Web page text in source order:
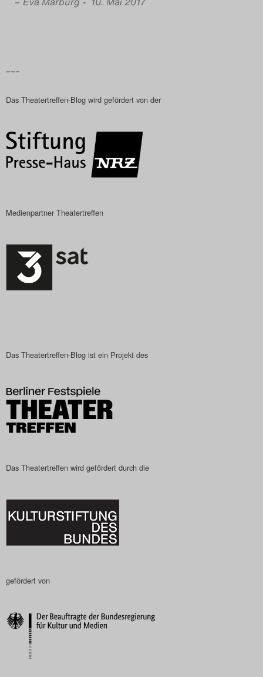
Das Theatertreffen-Blog
Impressum
Nutzungsbedingungen
Search
–––
Das Theatertreffen-Blog wird gefördert von der
Medienpartner Theatertreffen
Das Theatertreffen-Blog ist ein Projekt des
Das Theatertreffen wird gefördert durch die
gefördert von